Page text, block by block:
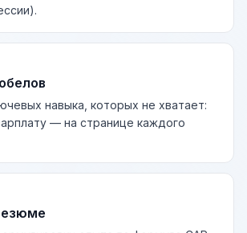
навыка, которых не хватает:
— на странице каждого